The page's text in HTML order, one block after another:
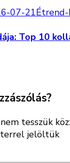
07-21
Top 10
tesszük
jelöltük